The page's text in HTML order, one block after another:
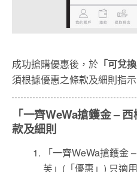
成功搶購優惠後，於 「可兌換
須根據優惠之條款及細則指
「一齊WeWa搶鑊金 –
款及細則
「一齊WeWa搶鑊金
芙」(「優惠」) 只適